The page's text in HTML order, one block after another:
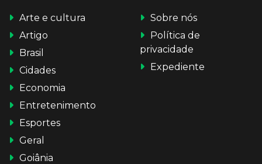
Arte e cultura
Artigo
Brasil
Cidades
Economia
Entretenimento
Esportes
Geral
Goiânia
Sobre nós
Política de
privacidade
Expediente